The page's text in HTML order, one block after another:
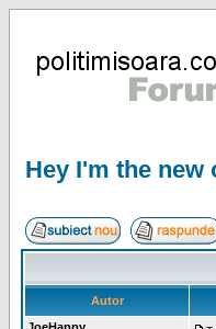
Hey I'm the new
Autor